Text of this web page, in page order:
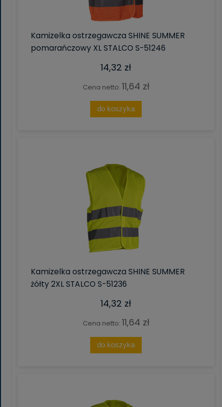
Kamizelka ostrzegawcza SHINE SUMMER
pomarańczowy XL STALCO S-51246
14,32 zł
Cena netto: 11,64 zł
do koszyka
Kamizelka ostrzegawcza SHINE SUMMER
żółty 2XL STALCO S-51236
14,32 zł
Cena netto: 11,64 zł
do koszyka